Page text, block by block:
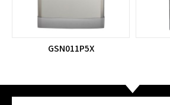
GSN011P5X